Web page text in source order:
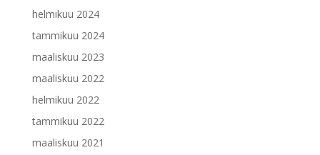
helmikuu 2024
tammikuu 2024
maaliskuu 2023
maaliskuu 2022
helmikuu 2022
tammikuu 2022
maaliskuu 2021